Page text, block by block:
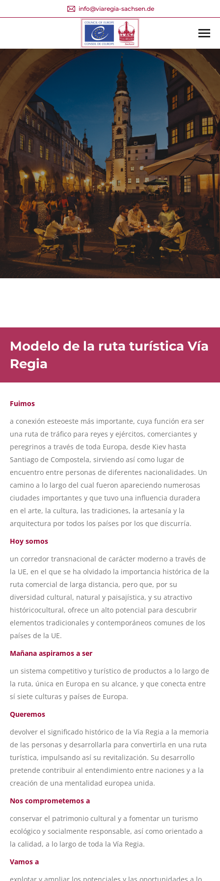
info@viaregia-sachsen.de
Modelo de la ruta turística Vía
Regia
Fuimos
a conexión esteoeste más importante, cuya función era ser
una ruta de tráfico para reyes y ejércitos, comerciantes y
peregrinos a través de toda Europa, desde Kiev hasta
Santiago de Compostela, sirviendo así como lugar de
encuentro entre personas de diferentes nacionalidades. Un
camino a lo largo del cual fueron apareciendo numerosas
ciudades importantes y que tuvo una influencia duradera
en el arte, la cultura, las tradiciones, la artesanía y la
arquitectura por todos los países por los que discurría.
Hoy somos
un corredor transnacional de carácter moderno a través de
la UE, en el que se ha olvidado la importancia histórica de la
ruta comercial de larga distancia, pero que, por su
diversidad cultural, natural y paisajística, y su atractivo
históricocultural, ofrece un alto potencial para descubrir
elementos tradicionales y contemporáneos comunes de los
países de la UE.
Mañana aspiramos a ser
un sistema competitivo y turístico de productos a lo largo de
la ruta, única en Europa en su alcance, y que conecta entre
sí siete culturas y países de Europa.
Queremos
devolver el significado histórico de la Vía Regia a la memoria
de las personas y desarrollarla para convertirla en una ruta
turística, impulsando así su revitalización. Su desarrollo
pretende contribuir al entendimiento entre naciones y a la
creación de una mentalidad europea unida.
Nos comprometemos a
conservar el patrimonio cultural y a fomentar un turismo
ecológico y socialmente responsable, así como orientado a
la calidad, a lo largo de toda la Vía Regia.
Vamos a